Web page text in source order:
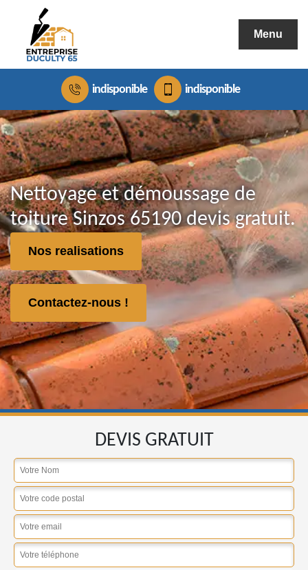
Menu
indisponible indisponible
Nettoyage et démoussage de
toiture Sinzos 65190 devis gratuit.
Nos realisations
Contactez-nous !
DEVIS GRATUIT